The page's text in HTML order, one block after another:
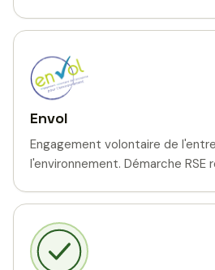
Envol
Engagement volontaire de
l'environnement. Démarche RSE